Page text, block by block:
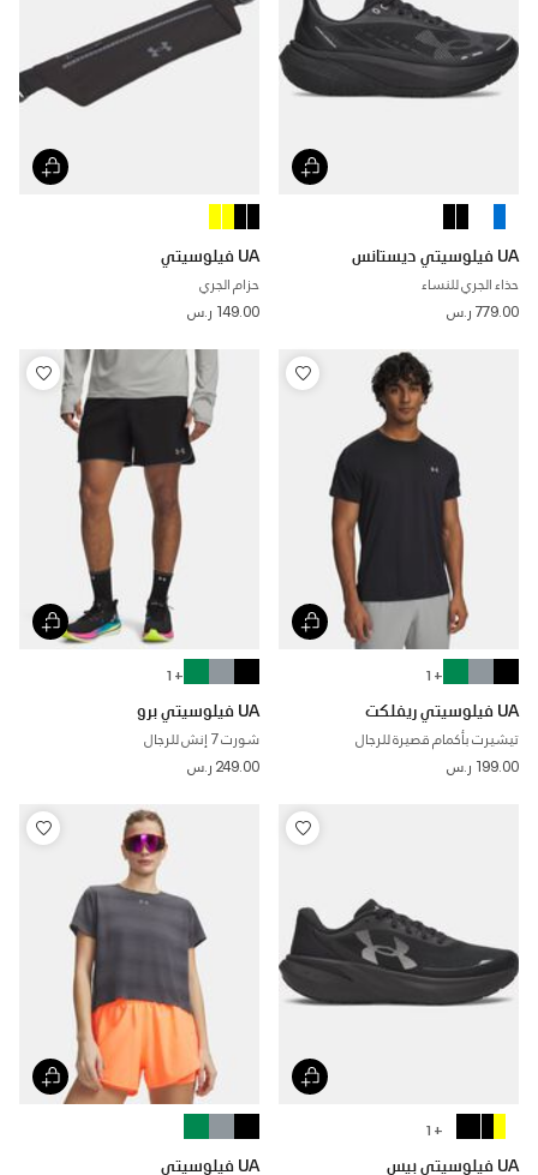
UA فيلوسيتي ديستانس
حذاء الجري للنساء
779.00 ر.س
UA فيلوسيتي
حزام الجري
149.00 ر.س
+ 1
UA فيلوسيتي ريفلكت
تيشيرت بأكمام قصيرة للرجال
199.00 ر.س
+ 1
UA فيلوسيتي برو
شورت 7 إنش للرجال
249.00 ر.س
+ 1
UA فيلوسيتي بيس UA فيلوسيتي